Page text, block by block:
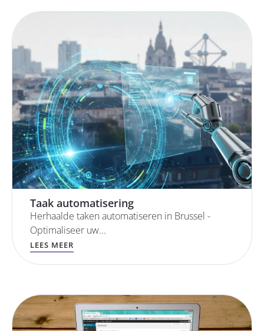
Taak automatisering
Herhaalde taken automatiseren in Brussel -
Optimaliseer uw...
LEES MEER